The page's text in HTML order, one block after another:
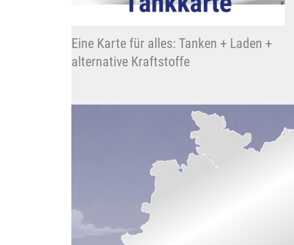
Eine Karte für alles: Tanken + Laden +
alternative Kraftstoffe